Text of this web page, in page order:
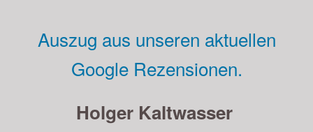
Auszug aus unseren aktuellen
Google Rezensionen.
Andreas Strauß